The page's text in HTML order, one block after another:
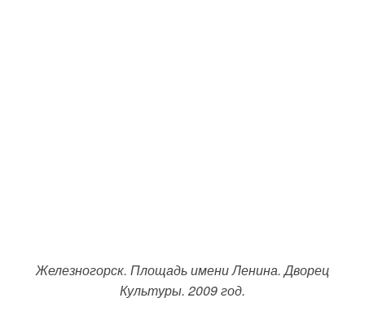
Железногорск. Площадь имени Ленина. Дворец
Культуры. 2009 год.